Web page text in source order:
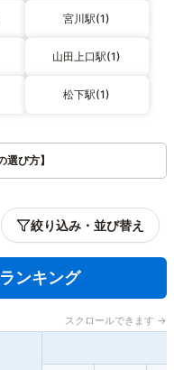
宮川駅(1)
山田上口駅(1)
松下駅(1)
び方】
絞り込み・並び替え
ンキング
スクロールできます →